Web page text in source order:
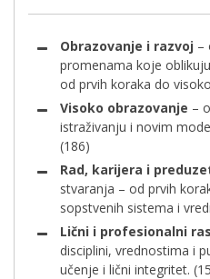
Obrazovanje i razvoj –
promenama koje
od prvih koraka do
Visoko obrazovanje –
istraživanju i novim
(186)
Rad, karijera i
stvaranja – od prvih
sopstvenih sistema i
Lični i profesionalni
disciplini, vrednostima i
učenje i lični integritet.